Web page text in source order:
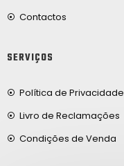
Contactos
SERVIÇOS
Política de Privacidade
Livro de Reclamações
Condições de Venda